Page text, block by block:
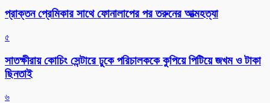
প্রাক্তন প্রেমিকার সাথে ফোনালাপের পর তরুনের আত্মহত্যা
৫
সাতক্ষীরায় কোচিং সেন্টারে ঢুকে পরিচালককে কুপিয়ে পিটিয়ে জখম ও টাকা
ছিনতাই
৬